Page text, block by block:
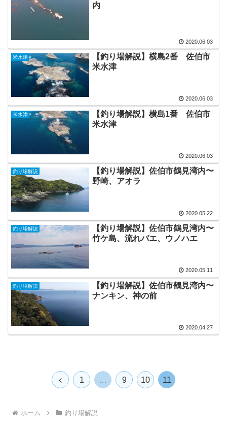
内
2020.06.03
米水津
【釣り場解説】横島2番 佐伯市
米水津
2020.06.03
米水津
【釣り場解説】横島1番 佐伯市
米水津
2020.06.03
釣り場解説
【釣り場解説】佐伯市鶴見湾内〜
野崎、アオラ
2020.05.22
釣り場解説
【釣り場解説】佐伯市鶴見湾内〜
竹ケ島、流れバエ、ウノハエ
2020.05.11
釣り場解説
【釣り場解説】佐伯市鶴見湾内〜
ナンキン、神の前
2020.04.27
前
1 … 9 10 11
ホーム 釣り場解説